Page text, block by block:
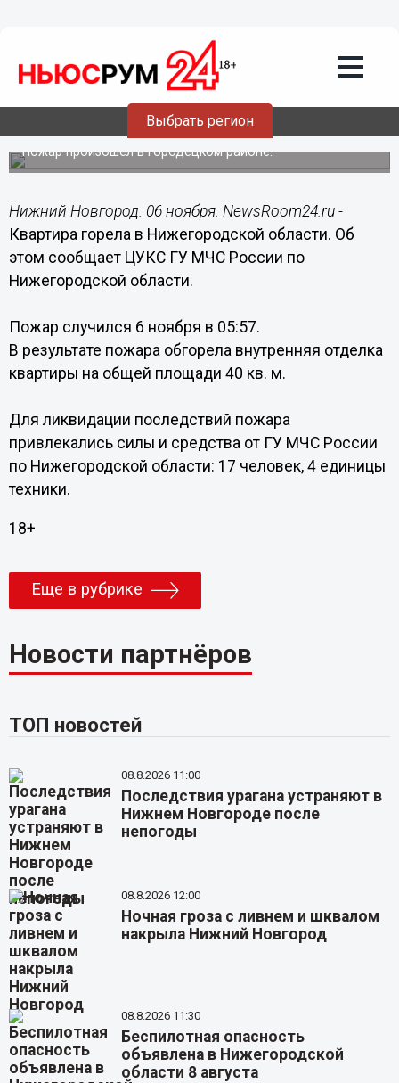
Выбрать регион
06.11.201611:09
Квартира горела в Нижегородской
Пожар произошел в Городецком районе.
Нижний Новгород. 06 ноября. NewsRoom24.ru -
Квартира горела в Нижегородской области. Об
этом сообщает ЦУКС ГУ МЧС России по
Нижегородской области.
Пожар случился 6 ноября в 05:57.
В результате пожара обгорела внутренняя отделка
квартиры на общей площади 40 кв. м.
Для ликвидации последствий пожара
привлекались силы и средства от ГУ МЧС России
по Нижегородской области: 17 человек, 4 единицы
техники.
18+
Еще в рубрике
Новости партнёров
ТОП новостей
08.8.2026 11:00
Последствия урагана устраняют в
Нижнем Новгороде после
непогоды
08.8.2026 12:00
Ночная гроза с ливнем и шквалом
накрыла Нижний Новгород
08.8.2026 11:30
Беспилотная опасность
объявлена в Нижегородской
области 8 августа